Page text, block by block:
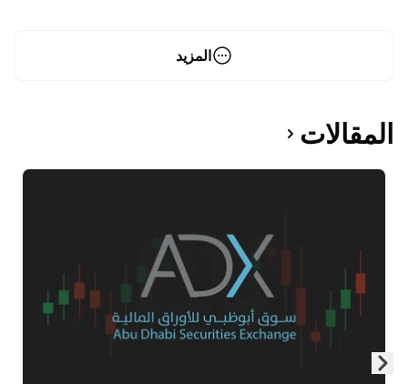
المزيد
المقالات